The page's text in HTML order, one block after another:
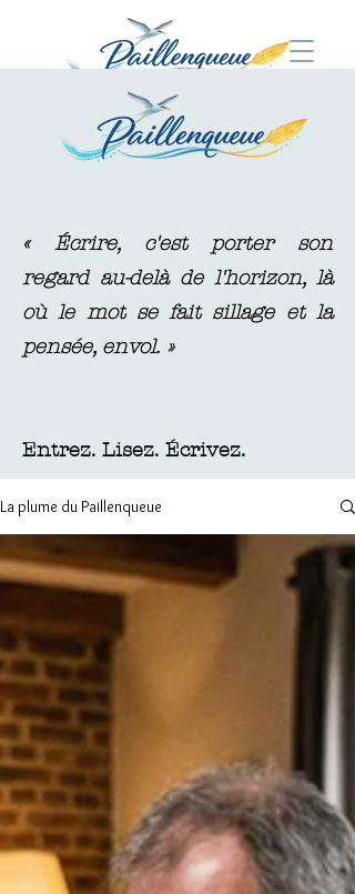
« Écrire, c'est porter son
regard au-delà de l'horizon, là
où le mot se fait sillage et la
pensée, envol. »
Entrez. Lisez. Écrivez.
La plume du Paillenqueue